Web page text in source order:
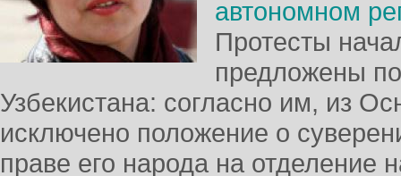
автономном
Протесты
предложены
Узбекистана: согласно им, из
исключено положение о
праве его народа на отделение